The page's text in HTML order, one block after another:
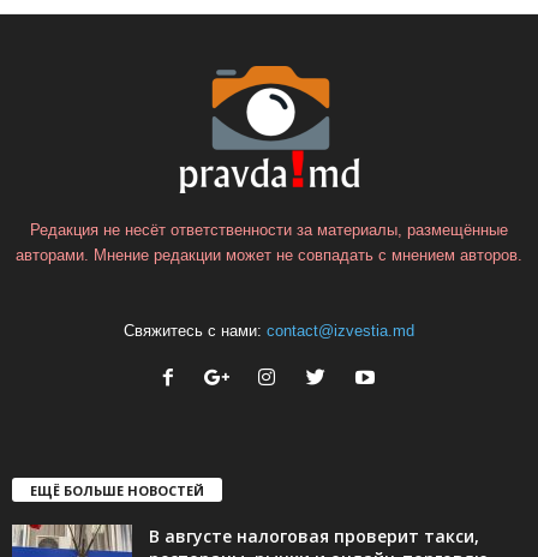
Редакция не несёт ответственности за материалы, размещённые
авторами. Мнение редакции может не совпадать с мнением авторов.
Свяжитесь с нами: contact@izvestia.md
ЕЩЁ БОЛЬШЕ НОВОСТЕЙ
В августе налоговая проверит такси,